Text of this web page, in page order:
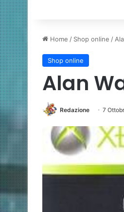
Home / Shop online /
Shop online
Alan
Redazione 7